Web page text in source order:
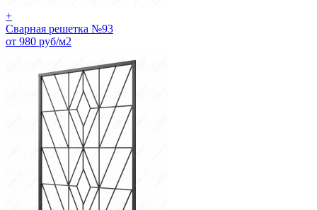
+
Сварная решетка №93
от 980 руб/м2